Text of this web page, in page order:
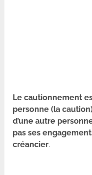
Le cautionnement
personne (la
d’une autre
pas ses
créancier.